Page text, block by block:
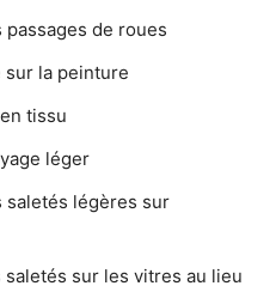
de roues
sur la peinture
tissu
léger
saletés légères sur
sur les vitres au lieu